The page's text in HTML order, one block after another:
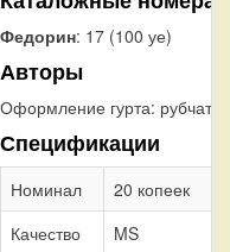
Федорин: 17 (100 уе)
Авторы
Оформление гурта:
Спецификации
Номинал
20 копеек
Качество
MS